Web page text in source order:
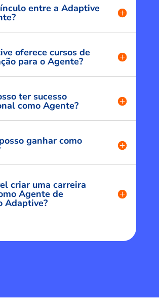
entre a Adaptive
oferece cursos de
para o Agente?
ter sucesso
como Agente?
ganhar como
criar uma carreira
Agente de
Adaptive?